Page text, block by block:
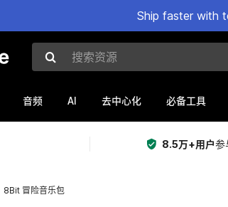
Ship faster with
搜索资源
音频 AI 去中心化 必备工具
8.5万+用户参
8Bit 冒险音乐包